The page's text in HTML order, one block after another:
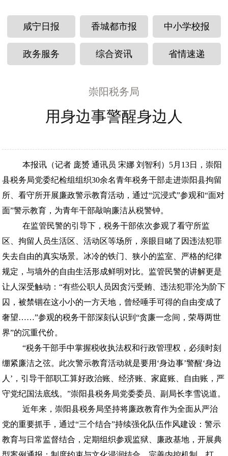
咸宁日报 香城都市报 中小学校报
政务服务 综合资讯 省情速递
崇阳税务局
用身边事警醒身边人
本报讯（记者 庞赟 通讯员 宋娜 刘智利）5月13日，崇阳
县税务局党委纪检组组织30余名青年税务干部走进崇阳县拘留
所、看守所开展廉政警示教育活动，通过“沉浸式”参观和“面对
面”警示教育，为青年干部敲响廉洁从税警钟。
在监管民警的引导下，税务干部依次参观了看守所监
区、拘留人员生活区、活动区等场所，亲眼目睹了因违法犯罪
失去自由的真实场景。冰冷的铁门、狭小的监室、严格的纪律
规定，与墙外的自由生活形成鲜明对比。监管民警的讲解更是
让人深受触动：“有些公职人员因贪污受贿、违法犯罪沦为阶下
囚，被禁锢在这小小的一方天地，曾经唾手可得的自由变成了
奢望……”参观的税务干部深刻认识到“贪廉一念间，荣辱两世
界”的沉重代价。
“税务干部手中掌握税收执法权和行政管理权，必须时刻
绷紧廉洁之弦。此次警示教育活动就是要用‘身边事’警醒‘身边
人’，引导干部职工算好政治账、经济账、家庭账、自由账，严
守党纪国法底线。”崇阳县税务局党委委员、副局长李雪说道。
近年来，崇阳县税务局坚持将廉政教育作为全面从严治
党的重要抓手，通过“三个结合”持续强化队伍作风建设：警示
教育与日常监督结合，定期组织参观监狱、廉政基地，开展典